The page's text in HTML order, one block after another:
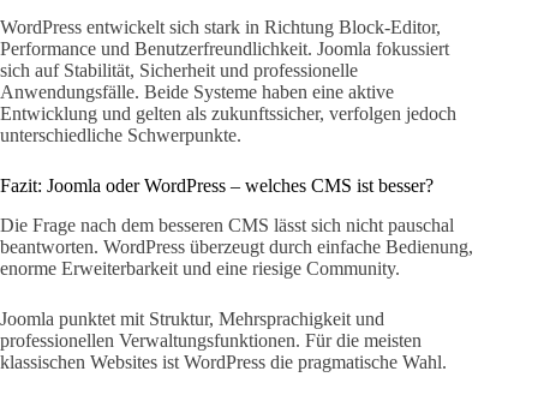
WordPress entwickelt sich stark in Richtung Block-Editor,
Performance und Benutzerfreundlichkeit. Joomla fokussiert
sich auf Stabilität, Sicherheit und professionelle
Anwendungsfälle. Beide Systeme haben eine aktive
Entwicklung und gelten als zukunftssicher, verfolgen jedoch
unterschiedliche Schwerpunkte.
Fazit: Joomla oder WordPress – welches CMS ist besser?
Die Frage nach dem besseren CMS lässt sich nicht pauschal
beantworten. WordPress überzeugt durch einfache Bedienung,
enorme Erweiterbarkeit und eine riesige Community.
Joomla punktet mit Struktur, Mehrsprachigkeit und
professionellen Verwaltungsfunktionen. Für die meisten
klassischen Websites ist WordPress die pragmatische Wahl.